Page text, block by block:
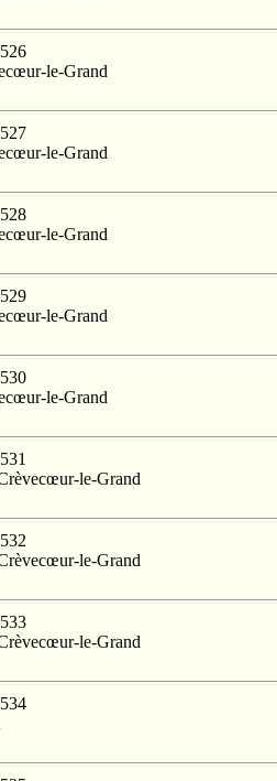
le-Grand
le-Grand
le-Grand
le-Grand
le-Grand
le-Grand
le-Grand
le-Grand